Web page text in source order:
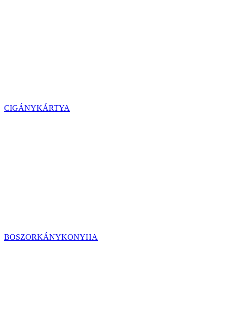
CIGÁNYKÁRTYA
BOSZORKÁNYKONYHA